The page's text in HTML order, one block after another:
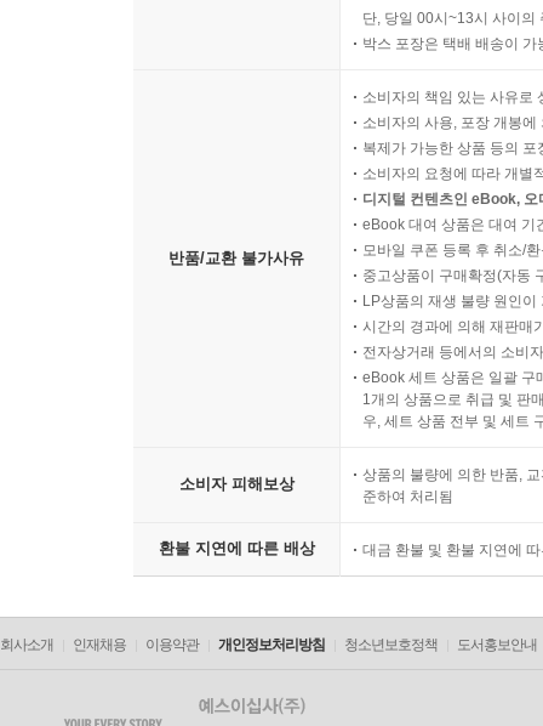
단, 당일 00시~13시 사이의
박스 포장은 택배 배송이
반품/교환 불가사유
소비자의 책임 있는 사유로
소비자의 사용, 포장 개봉
복제가 가능한 상품 등의
소비자의 요청에 따라 개별
디지털 컨텐츠인 eBook,
eBook 대여 상품은 대여 기
모바일 쿠폰 등록 후 취소/
중고상품이 구매확정(자동
LP상품의 재생 불량 원인
시간의 경과에 의해 재판매
전자상거래 등에서의 소비
eBook 세트 상품은 일괄 구
1개의 상품으로 취급 및 판
우, 세트 상품 전부 및 세트
소비자 피해보상
상품의 불량에 의한 반품,
준하여 처리됨
환불 지연에 따른 배상 대금 환불 및 환불 지연에
회사소개 인재채용 이용약관 개인정보처리방침 청소년보호정책 도서홍보안내